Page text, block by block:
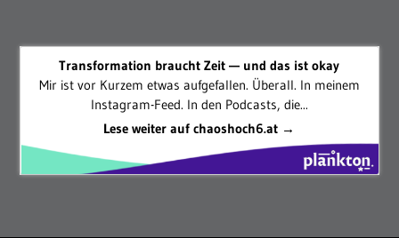
Transformation braucht Zeit — und das ist okay
Mir ist vor Kurzem etwas aufgefallen. Überall. In meinem
Instagram-Feed. In den Podcasts, die...
Lese weiter auf chaoshoch6.at →